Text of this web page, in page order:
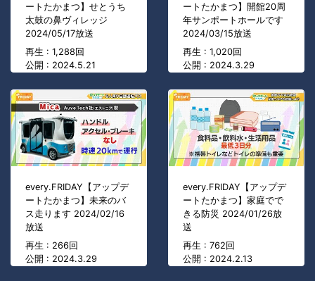
ートたかまつ】せとうち
太鼓の鼻ヴィレッジ
2024/05/17放送
再生 : 1,288回
公開 : 2024.5.21
ートたかまつ】開館20周
年サンポートホールです
2024/03/15放送
再生 : 1,020回
公開 : 2024.3.29
every.FRIDAY【アップデ
ートたかまつ】未来のバ
ス走ります 2024/02/16
放送
再生 : 266回
公開 : 2024.3.29
every.FRIDAY【アップデ
ートたかまつ】家庭でで
きる防災 2024/01/26放
送
再生 : 762回
公開 : 2024.2.13